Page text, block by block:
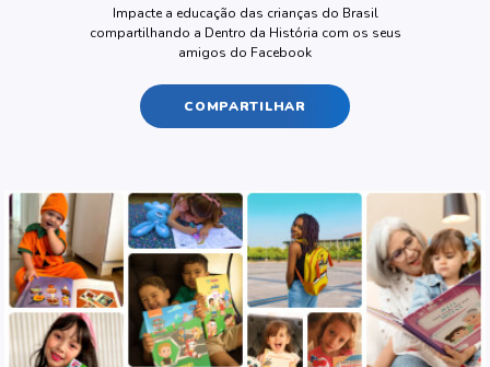
Impacte a educação das crianças do Brasil
compartilhando a Dentro da História com os seus
amigos do Facebook
COMPARTILHAR